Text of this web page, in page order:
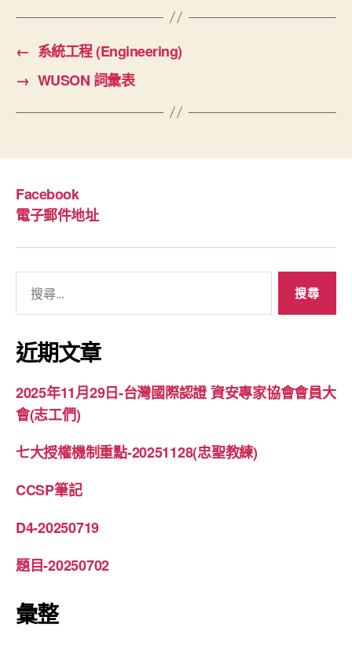
← 系統工程 (Engineering)
→ WUSON 詞彙表
Facebook
電子郵件地址
關
鍵
字:
近期文章
2025年11月29日-台灣國際認證 資安專家協會會員大
會(志工們)
七大授權機制重點-20251128(忠聖教練)
CCSP筆記
D4-20250719
題目-20250702
彙整